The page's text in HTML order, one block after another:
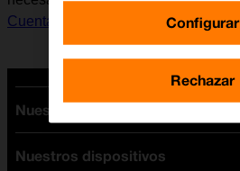
Cuenta de Apple en el móvil.
Nuestras tarifas
Tarifas Orange
Nuestros dispositivos
Configurar
Rechazar